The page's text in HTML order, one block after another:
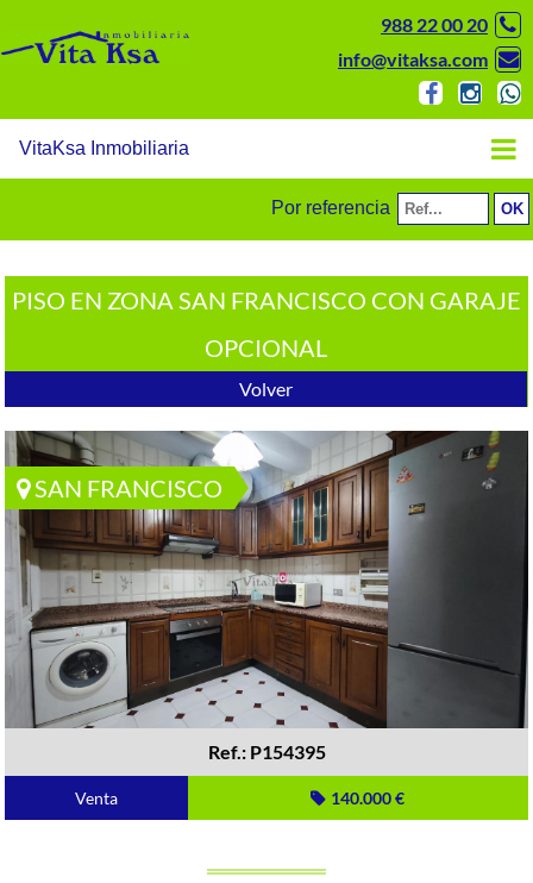
988 22 00 20
info@vitaksa.com
VitaKsa Inmobiliaria
Por referencia
PISO EN ZONA SAN FRANCISCO CON GARAJE
OPCIONAL
Volver
SAN FRANCISCO
Ref.: P154395
Venta 140.000 €